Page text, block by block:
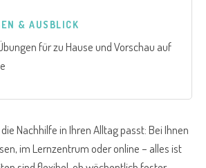
& AUSBLICK
für zu Hause und Vorschau auf
Nachhilfe in Ihren Alltag passt: Bei Ihnen
im Lernzentrum oder online – alles ist